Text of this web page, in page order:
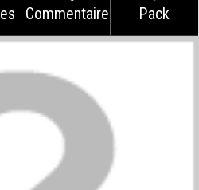
Commentaires Pack